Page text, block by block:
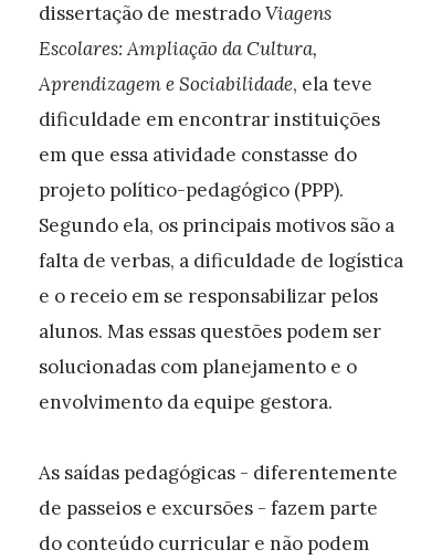
dissertação de mestradoViagens
Escolares: Ampliação da Cultura,
Aprendizagem e Sociabilidade, ela teve
dificuldade em encontrar instituições
em que essa atividade constasse do
projeto político-pedagógico (PPP).
Segundo ela, os principais motivos são a
falta de verbas, a dificuldade de logística
e o receio em se responsabilizar pelos
alunos. Mas essas questões podem ser
solucionadas com planejamento e o
envolvimento da equipe gestora.
As saídas pedagógicas - diferentemente
de passeios e excursões - fazem parte
do conteúdo curricular e não podem